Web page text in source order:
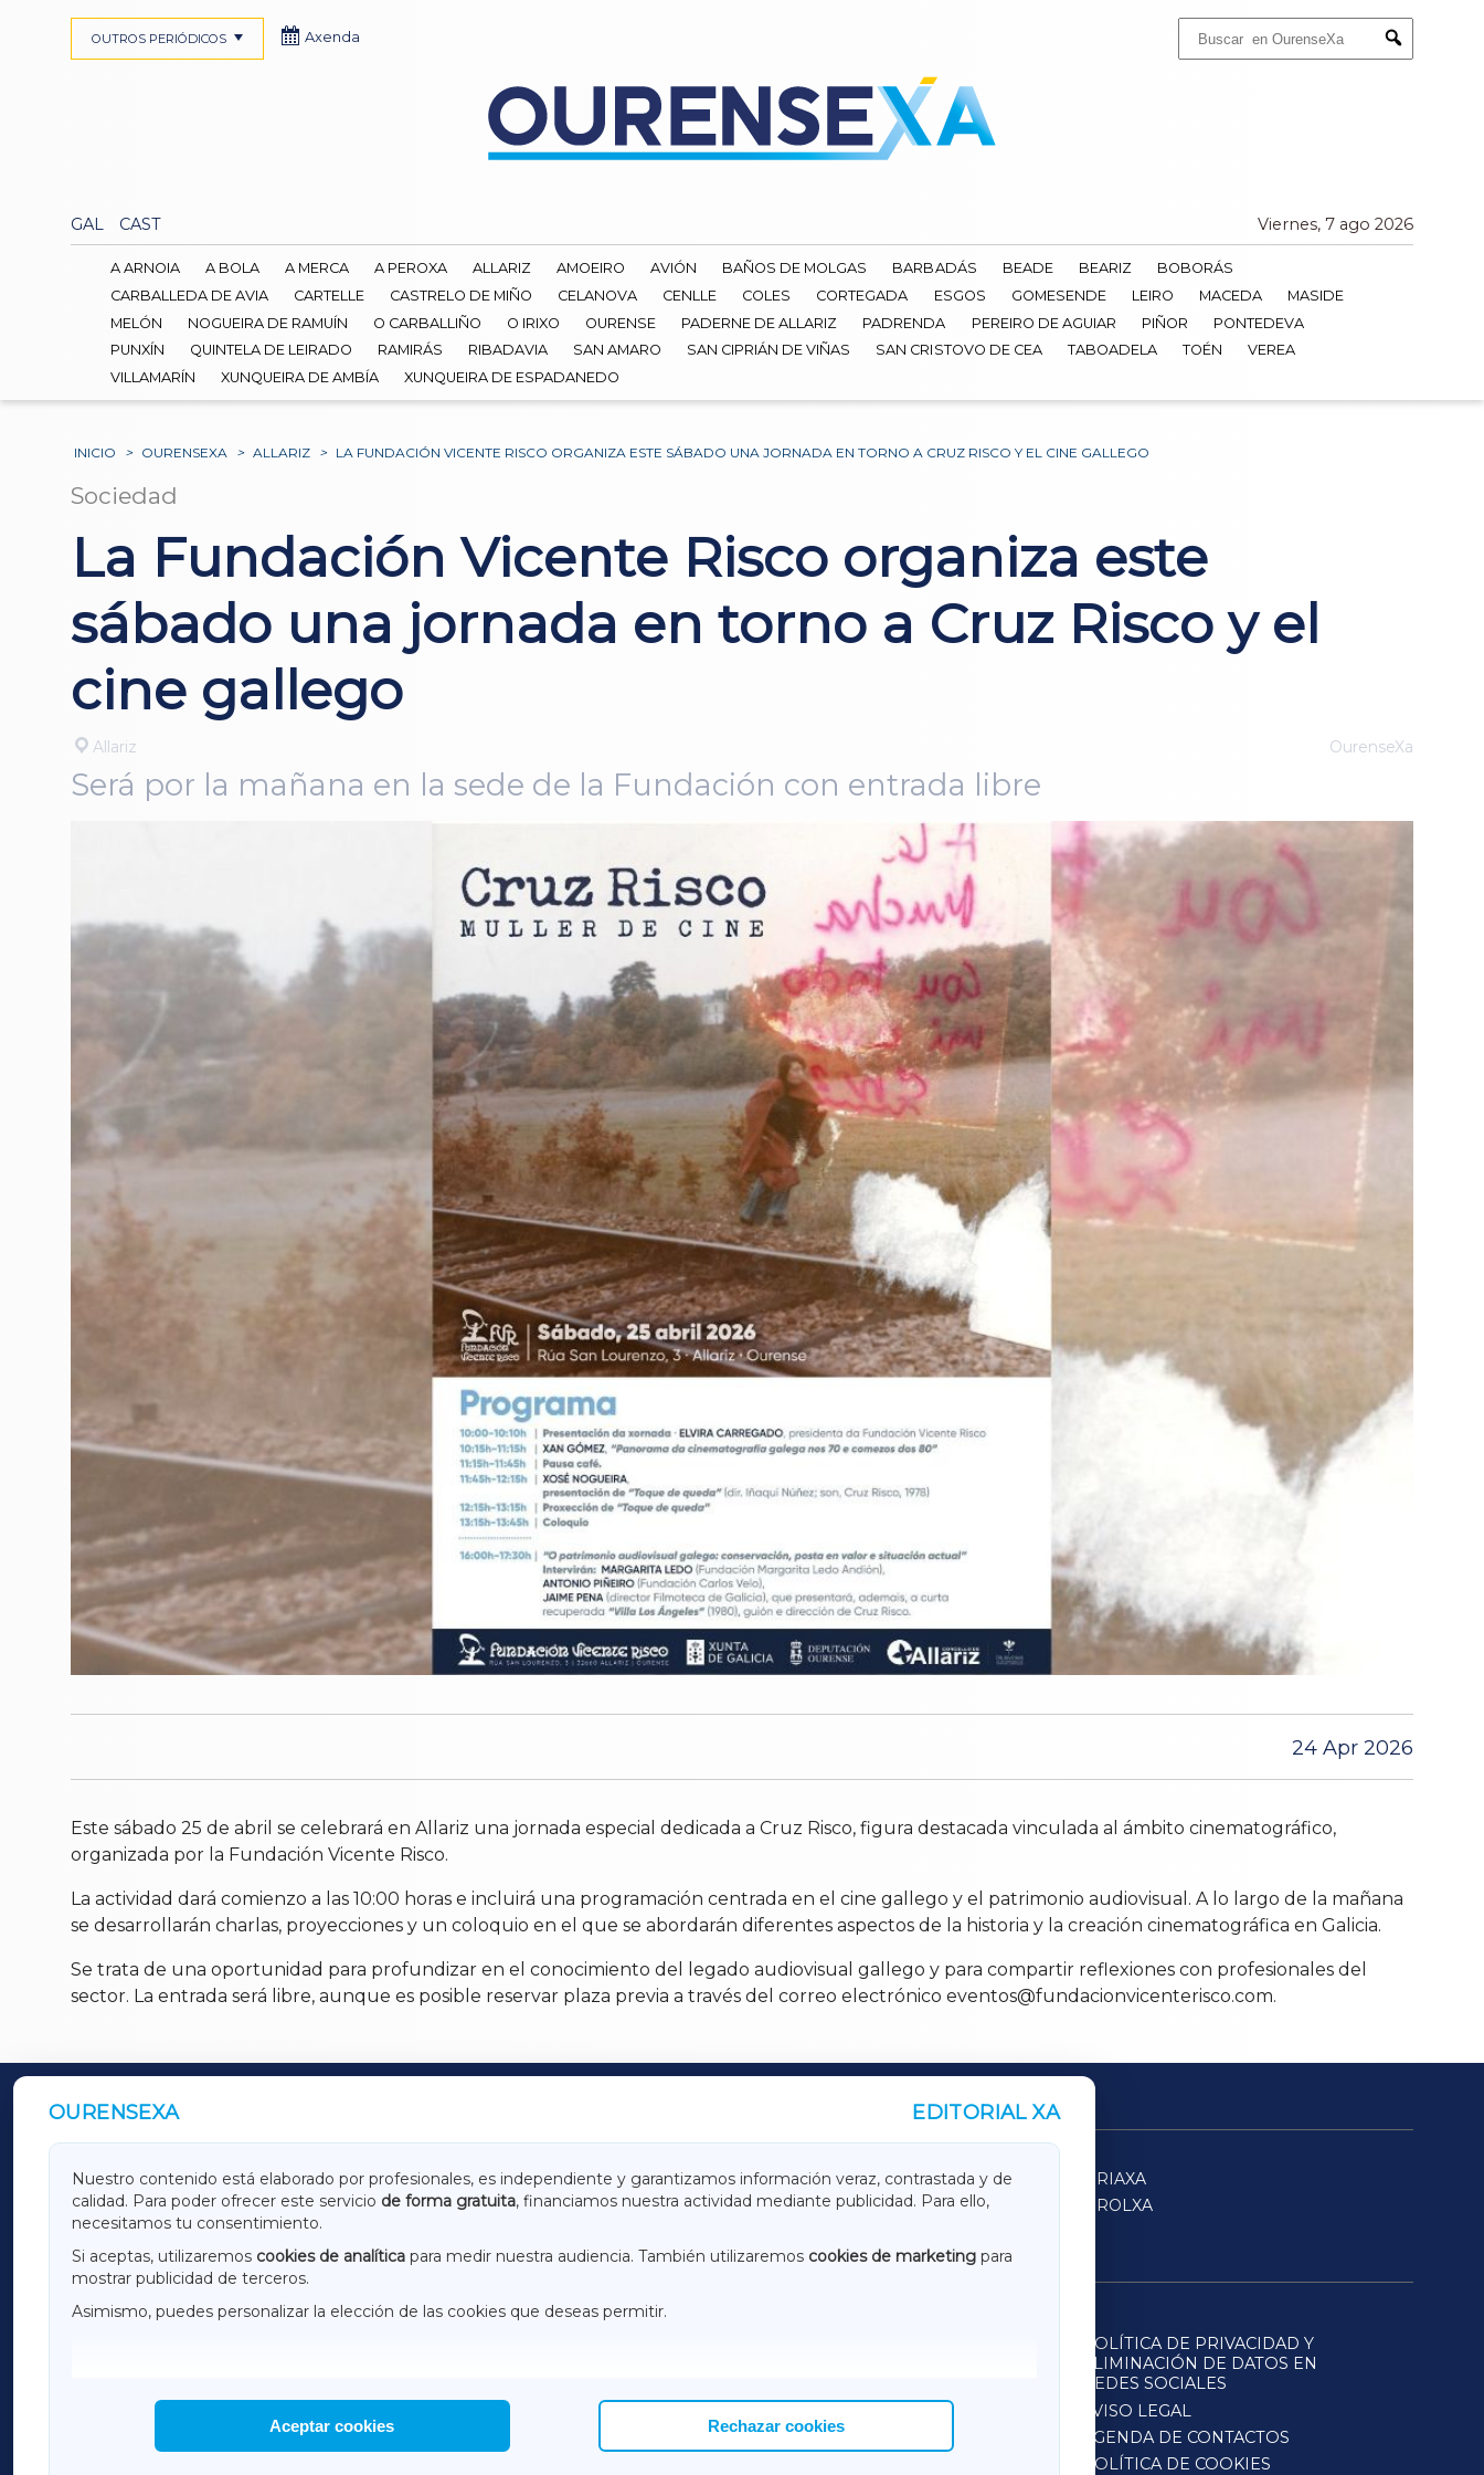
Submit
GAL CAST Viernes, 7 ago 2026
OUTROS PERIÓDICOS Axenda
A ARNOIA A BOLA A MERCA A PEROXA ALLARIZ AMOEIRO AVIÓN BAÑOS DE MOLGAS BARBADÁS BEADE BEARIZ
BOBORÁS
CARBALLEDA DE AVIA
CARTELLE CASTRELO DE MIÑO CELANOVA CENLLE COLES CORTEGADA ESGOS GOMESENDE LEIRO MACEDA
MASIDE
MELÓN
NOGUEIRA DE RAMUÍN O CARBALLIÑO O IRIXO OURENSE PADERNE DE ALLARIZ PADRENDA PEREIRO DE AGUIAR PIÑOR
PONTEDEVA
PUNXÍN
QUINTELA DE LEIRADO RAMIRÁS RIBADAVIA SAN AMARO SAN CIPRIÁN DE VIÑAS SAN CRISTOVO DE CEA TABOADELA TOÉN
VEREA
VILLAMARÍN
XUNQUEIRA DE AMBÍA XUNQUEIRA DE ESPADANEDO
INICIO > OURENSEXA > ALLARIZ > LA FUNDACIÓN VICENTE RISCO ORGANIZA ESTE SÁBADO UNA JORNADA EN TORNO A CRUZ RISCO Y EL CINE GALLEGO
Sociedad
La Fundación Vicente Risco organiza este
sábado una jornada en torno a Cruz Risco y el
cine gallego
Allariz OurenseXa
Será por la mañana en la sede de la Fundación con entrada libre
24 Apr 2026
Este sábado 25 de abril se celebrará en Allariz una jornada especial dedicada a Cruz Risco, figura destacada vinculada al ámbito cinematográfico,
organizada por la Fundación Vicente Risco.
La actividad dará comienzo a las 10:00 horas e incluirá una programación centrada en el cine gallego y el patrimonio audiovisual. A lo largo de la mañana
se desarrollarán charlas, proyecciones y un coloquio en el que se abordarán diferentes aspectos de la historia y la creación cinematográfica en Galicia.
Se trata de una oportunidad para profundizar en el conocimiento del legado audiovisual gallego y para compartir reflexiones con profesionales del
sector. La entrada será libre, aunque es posible reservar plaza previa a través del correo electrónico eventos@fundacionvicenterisco.com.
OURENSEXA EDITORIAL XA
Nuestro contenido está elaborado por profesionales, es independiente y garantizamos información veraz, contrastada y de
calidad. Para poder ofrecer este servicio de forma gratuita, financiamos nuestra actividad mediante publicidad. Para ello,
necesitamos tu consentimiento.
Si aceptas, utilizaremos cookies de analítica para medir nuestra audiencia. También utilizaremos cookies de marketing para
mostrar publicidad de terceros.
Asimismo, puedes personalizar la elección de las cookies que deseas permitir.
Aceptar cookies Rechazar cookies
OUTROS PERIÓDICOS
GALICIAXA LUGOXA TERRACHAXA
SARRIAXA
AMARIÑAXA
RIBEIRASACRAXA ACORUÑAXA
FERROLXA
OURENSEXA
HEMEROTECA
POLÍTICA DE PRIVACIDAD Y
ELIMINACIÓN DE DATOS EN
REDES SOCIALES
AVISO LEGAL
AGENDA DE CONTACTOS
POLÍTICA DE COOKIES